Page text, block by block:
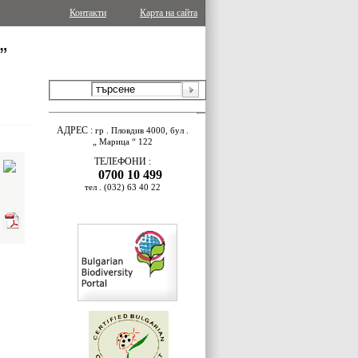
Карта на сайта
Контакти
АДРЕС : гр Пловдив 4000, бул
Марица “ 122
ТЕЛЕФОНИ :
0700 10 499
тел . (032) 63 40 22